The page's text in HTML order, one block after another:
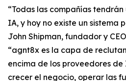
“Todas las compañías
IA, y hoy no existe un sistema
John Shipman, fundador y
“agnt8x es la capa de
encima de los proveedores
crecer el negocio, operar las